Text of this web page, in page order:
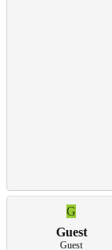
G
Guest
Guest